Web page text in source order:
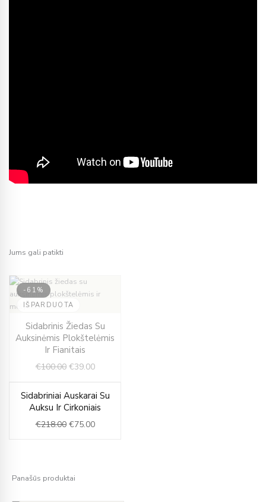
Jums gali patikti
-61%
IŠPARDUOTA
Sidabrinis Žiedas Su
Auksinėmis Plokštelėmis
Ir Fianitais
€100.00
Original
price
was:
€100.00.
€39.00
price
is:
-66%
Sidabriniai Auskarai Su
Auksu Ir Cirkoniais
€218.00
price
was:
€218.00.
€75.00
price
is:
€75.00.
Panašūs produktai